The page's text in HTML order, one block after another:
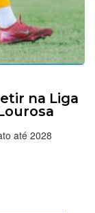
na Liga
até 2028